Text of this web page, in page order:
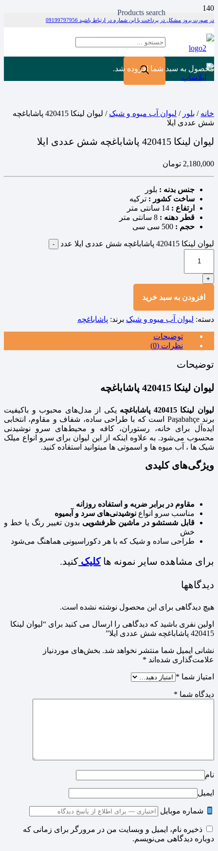
در صورت بروز مشکل در پرداخت با این شماره در ارتباط باشید 09199797956
Products search
محصول به سبد شما افزوده شد.
خانه / بلور / لیوان آب میوه و شیک
/ لیوان لینکا 420415 پاشاباغچه
شش عددی ایلا
لیوان لینکا 420415 پاشاباغچه شش عددی ایلا
2,180,000 تومان
جنس بدنه : بلور
ساخت کشور : ترکیه
ارتفاع :
قطر دهنه :
حجم :
لیوان لینکا 420415 پاشاباغچه شش عددی ایلا عدد -
+
افزودن به سبد خرید
دسته: لیوان آب میوه و شیک برند: پاشاباغچه
توضیحات
نظرات (0)
توضیحات
لیوان لینکا 420415 پاشاباغچه
لیوان لینکا 420415 پاشاباغچه
یکی از مدل‌های محبوب و باکیفیت
برند Paşabahçe است که با طراحی ساده، شفاف و مقاوم، انتخابی
ایده‌آل برای خانه، رستوران، کافه و محیط‌های سرو نوشیدنی
محسوب می‌شود. به علاوه اینکه از این لیوان برای سرو انواع میلک
شیک ها ، آب میوه ها و اسموتی ها میتوانید استفاده کنید.
ویژگی‌های کلیدی
مقاوم در برابر ضربه و استفاده روزانه
مناسب سرو انواع نوشیدنی‌های سرد و آبمیوه
قابل شستشو در ماشین ظرفشویی بدون تغییر رنگ یا خط و
خش
طراحی ساده و شیک که با هر دکوراسیونی هماهنگ می‌شود
برای مشاهده سایر نمونه هاکلیک کنید.
دیدگاهها
هیچ دیدگاهی برای این محصول نوشته نشده است.
اولین نفری باشید که دیدگاهی را ارسال می کنید برای “لیوان لینکا
420415 پاشاباغچه شش عددی ایلا”
نشانی ایمیل شما منتشر نخواهد شد. بخش‌های موردنیاز
علامت‌گذاری شده‌اند *
امتیاز شما *
دیدگاه شما *
نام
ایمیل
شماره موبایل
ذخیره نام، ایمیل و وبسایت من در مرورگر برای زمانی که
دوباره دیدگاهی می‌نویسم.